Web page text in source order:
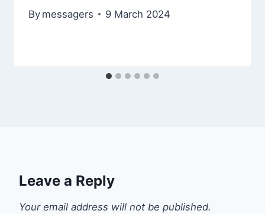
By messagers 9 March 2024
Leave a Reply
Your email address will not be published.